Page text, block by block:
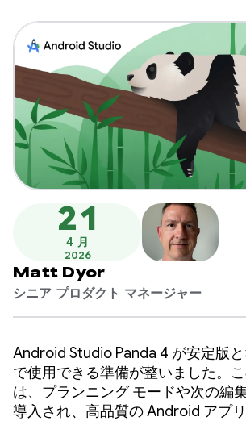
21
4 月
2026
Matt Dyor
シニア プロダクト マネージャー
Android Studio Panda 4 が安定版
で使用できる準備が整いました。
は、プランニング モードや次の編
導入され、高品質の Android アプ